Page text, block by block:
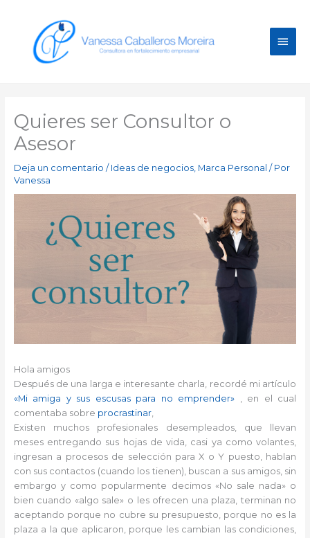
contenido
Quieres ser Consultor o
Asesor
Deja un comentario / Ideas de negocios, Marca Personal / Por
Vanessa
Hola amigos
Después de una larga e interesante charla, recordé mi artículo
«Mi amiga y sus escusas para no emprender» , en el cual
comentaba sobre procrastinar,
Existen muchos profesionales desempleados, que llevan
meses entregando sus hojas de vida, casi ya como volantes,
ingresan a procesos de selección para X o Y puesto, hablan
con sus contactos (cuando los tienen), buscan a sus amigos, sin
embargo y como popularmente decimos «No sale nada» o
bien cuando «algo sale» o les ofrecen una plaza, terminan no
aceptando porque no cubre su presupuesto, porque no es la
plaza a la que aplicaron, porque les cambian las condiciones,